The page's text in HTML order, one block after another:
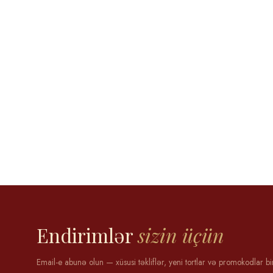
Endirimlərsizin üçün
Email-e abunə olun — xüsusi təkliflər, yeni tortlar və promokodlar